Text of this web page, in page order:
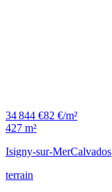
34 844 €82 €/m²
427 m²
Isigny-sur-MerCalvados
terrain